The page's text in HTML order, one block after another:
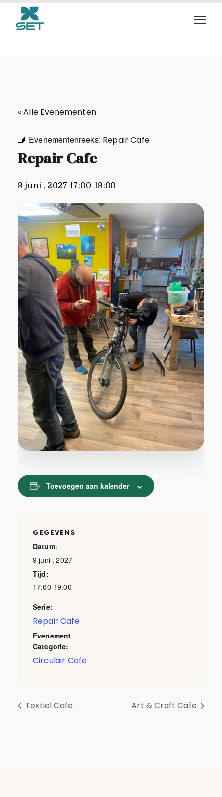
Repair Cafe
« Alle Evenementen
Evenementenreeks: Repair Cafe
Repair Cafe
9 juni , 2027-17:00-19:00
Toevoegen aan kalender
GEGEVENS
Datum:
9 juni , 2027
Tijd:
17:00-19:00
Serie:
Repair Cafe
Evenement
Categorie:
Circulair Cafe
Textiel Cafe Art & Craft Cafe